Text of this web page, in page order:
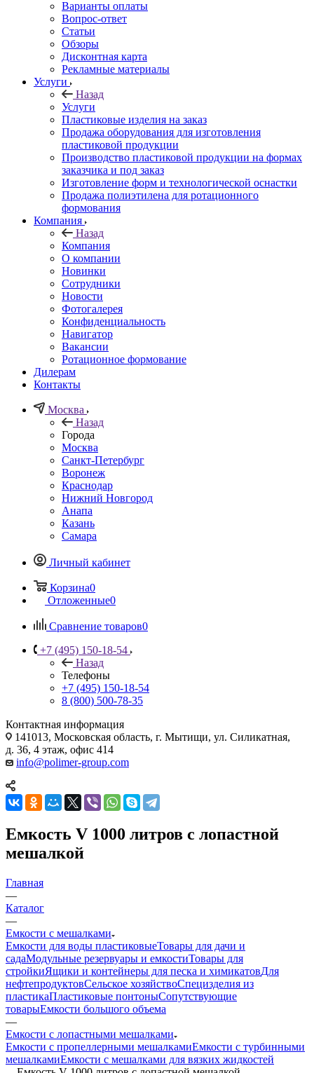
Варианты оплаты
Вопрос-ответ
Статьи
Обзоры
Дисконтная карта
Рекламные материалы
Услуги
Назад
Услуги
Пластиковые изделия на заказ
Продажа оборудования для изготовления
пластиковой продукции
Производство пластиковой продукции на формах
заказчика и под заказ
Изготовление форм и технологической оснастки
Продажа полиэтилена для ротационного
формования
Компания
Назад
Компания
О компании
Новинки
Сотрудники
Новости
Фотогалерея
Конфиденциальность
Навигатор
Вакансии
Ротационное формование
Дилерам
Контакты
Москва
Назад
Города
Москва
Санкт-Петербург
Воронеж
Краснодар
Нижний Новгород
Анапа
Казань
Самара
Личный кабинет
Корзина0
Отложенные0
Сравнение товаров0
+7 (495) 150-18-54
Назад
Телефоны
+7 (495) 150-18-54
8 (800) 500-78-35
Контактная информация
141013, Московская область, г. Мытищи, ул. Силикатная,
д. 36, 4 этаж, офис 414
info@polimer-group.com
Емкость V 1000 литров с лопастной
мешалкой
Главная
—
Каталог
—
Емкости с мешалками
Емкости для воды пластиковыеТовары для дачи и
садаМодульные резервуары и емкостиТовары для
стройкиЯщики и контейнеры для песка и химикатовДля
нефтепродуктовСельское хозяйствоСпецизделия из
пластикаПластиковые понтоныСопутствующие
товарыЕмкости большого объема
—
Емкости с лопастными мешалками
Емкости с пропеллерными мешалкамиЕмкости с турбинными
мешалкамиЕмкости с мешалками для вязких жидкостей